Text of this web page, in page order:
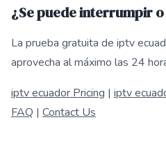
¿Se puede interrumpir
La prueba gratuita de iptv
aprovecha al máximo las 24
iptv ecuador Pricing | iptv
FAQ | Contact Us